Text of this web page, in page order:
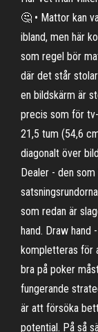
🤔 • Mattor kan
ibland, men här
som regel bör
där det står
en bildskärm är
precis som för
21,5 tum (54,6
diagonalt över
Dealer - den
som redan är
hand. Draw hand
kompletteras för
bra på poker
fungerande
är att försöka
potential. På så